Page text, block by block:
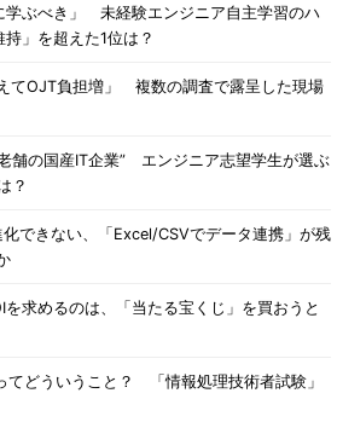
学ぶべき」 未経験エンジニア自主学習のハ
」を超えた1位は？
てOJT負担増」 複数の調査で露呈した現場
舗の国産IT企業” エンジニア志望学生が選ぶ
？
化できない、「Excel/CSVでデータ連携」が残
を求めるのは、「当たる宝くじ」を買おうと
てどういうこと？ 「情報処理技術者試験」